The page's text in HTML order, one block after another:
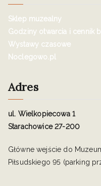
Sklep muzealny
Godziny otwarcia i cennik
Wystawy czasowe
Noclegowo.pl
Adres
ul. Wielkopiecowa 1
Starachowice 27-200
Główne wejście do
Piłsudskiego 95 (parking